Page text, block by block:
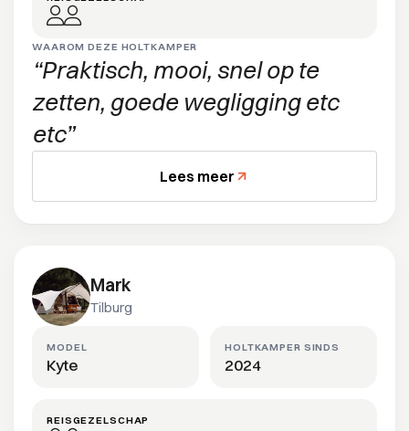
WAAROM DEZE HOLTKAMPER
Praktisch, mooi, snel op te
zetten, goede wegligging etc
etc
Lees meer
Mark
Tilburg
MODEL
Kyte
REISGEZELSCHAP
HOLTKAMPER SINDS
2024